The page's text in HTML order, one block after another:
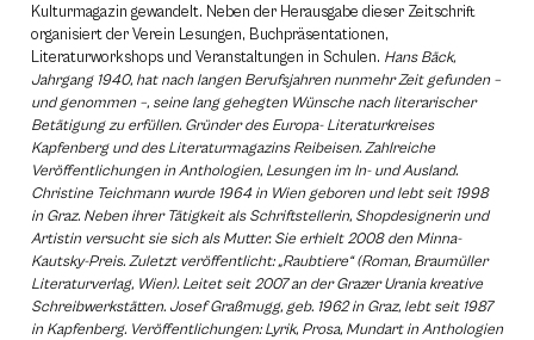
Kulturmagazin gewandelt. Neben der Herausgabe dieser Zeitschrift
organisiert der Verein Lesungen, Buchpräsentationen,
Literaturworkshops und Veranstaltungen in Schulen. Hans Bäck,
Jahrgang 1940, hat nach langen Berufsjahren nunmehr Zeit gefunden –
und genommen –, seine lang gehegten Wünsche nach literarischer
Betätigung zu erfüllen. Gründer des Europa- Literaturkreises
Kapfenberg und des Literaturmagazins Reibeisen. Zahlreiche
Veröffentlichungen in Anthologien, Lesungen im In- und Ausland.
Christine Teichmann wurde 1964 in Wien geboren und lebt seit 1998
in Graz. Neben ihrer Tätigkeit als Schriftstellerin, Shopdesignerin und
Artistin versucht sie sich als Mutter. Sie erhielt 2008 den Minna-
Kautsky-Preis. Zuletzt veröffentlicht: „Raubtiere“ (Roman, Braumüller
Literaturverlag, Wien). Leitet seit 2007 an der Grazer Urania kreative
Schreibwerkstätten. Josef Graßmugg, geb. 1962 in Graz, lebt seit 1987
in Kapfenberg. Veröffentlichungen: Lyrik, Prosa, Mundart in Anthologien